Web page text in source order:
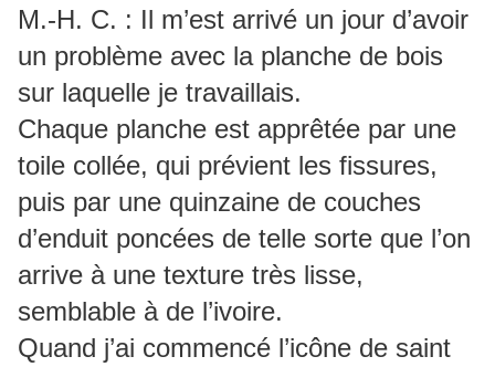
M.-H. C. : Il m’est arrivé un jour d’avoir
un problème avec la planche de bois
sur laquelle je travaillais.
Chaque planche est apprêtée par une
toile collée, qui prévient les fissures,
puis par une quinzaine de couches
d’enduit poncées de telle sorte que l’on
arrive à une texture très lisse,
semblable à de l’ivoire.
Quand j’ai commencé l’icône de saint